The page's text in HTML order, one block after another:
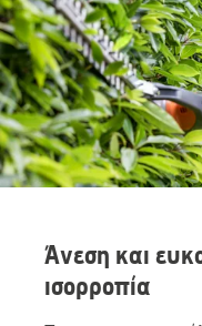
Άνεση και
ισορροπία